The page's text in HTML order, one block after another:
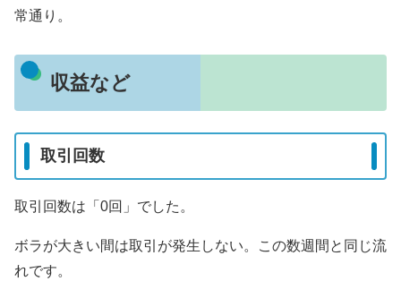
常通り。
収益など
取引回数
取引回数は「0回」でした。
ボラが大きい間は取引が発生しない。この数週間と同じ流
れです。